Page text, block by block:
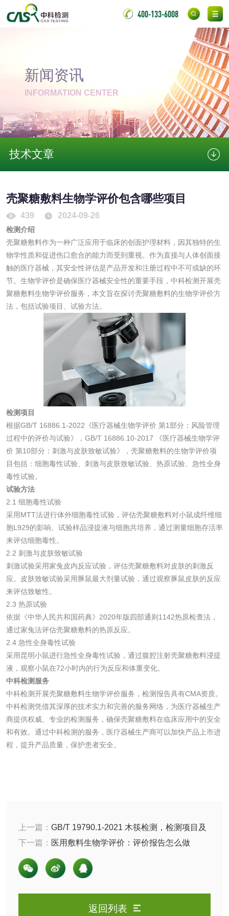
400-133-6008
新闻资讯
INFORMATION CENTER
技术文章
壳聚糖敷料生物学评价包含哪些项目
439 2024-09-26
检测介绍
壳聚糖敷料作为一种广泛应用于临床的创面护理材料，因其独特的生
物学性质和促进伤口愈合的能力而受到重视。作为直接与人体创面接
触的医疗器械，其安全性评估是产品开发和注册过程中不可或缺的环
节。生物学评价是确保医疗器械安全性的重要手段，中科检测开展壳
聚糖敷料生物学评价服务，本文旨在探讨壳聚糖敷料的生物学评价方
法，包括试验项目、试验方法。
检测项目
根据GB/T 16886.1-2022《医疗器械生物学评价 第1部分：风险管理
过程中的评价与试验》，GB/T 16886.10-2017 《医疗器械生物学评
价 第10部分：刺激与皮肤致敏试验》，壳聚糖敷料的生物学评价项
目包括：细胞毒性试验、刺激与皮肤致敏试验、热原试验、急性全身
毒性试验。
试验方法
2.1 细胞毒性试验
采用MTT法进行体外细胞毒性试验，评估壳聚糖敷料对小鼠成纤维细
胞L929的影响。试验样品浸提液与细胞共培养，通过测量细胞存活率
来评估细胞毒性。
2.2 刺激与皮肤致敏试验
刺激试验采用家兔皮内反应试验，评估壳聚糖敷料对皮肤的刺激反
应。皮肤致敏试验采用豚鼠最大剂量试验，通过观察豚鼠皮肤的反应
来评估致敏性。
2.3 热原试验
依据《中华人民共和国药典》2020年版四部通则1142热原检查法，
通过家兔法评估壳聚糖敷料的热原反应。
2.4 急性全身毒性试验
采用昆明小鼠进行急性全身毒性试验，通过腹腔注射壳聚糖敷料浸提
液，观察小鼠在72小时内的行为反应和体重变化。
中科检测服务
中科检测开展壳聚糖敷料生物学评价服务，检测报告具有CMA资质。
中科检测凭借其深厚的技术实力和完善的服务网络，为医疗器械生产
商提供权威、专业的检测服务，确保壳聚糖敷料在临床应用中的安全
和有效。通过中科检测的服务，医疗器械生产商可以加快产品上市进
程，提升产品质量，保护患者安全。
上一篇： GB/T 19790.1-2021 木筷检测，检测项目及
参考标准
下一篇： 医用敷料生物学评价：评价报告怎么做
返回列表
测
测
氟硅密封胶检测
金属材料质量检测 金属硬度测试
保险柜检测 气弹簧检测
伸缩警棍检测
脱硫石膏检测 镀膜抗菌玻璃检测
光触媒检测
消毒产品
成分分析配方研发
防霉检测 霉菌污染分析
消毒产品备案 防螨除螨检测
微生物检测
化妆品毒理试验 化妆品毒理测试
验
日化产品
洗衣液检测 洗涤剂检测
花露水检测 蚊香液检测
清洗剂检测 日化产品毒理检测
洗手液检测
水处理药剂检测 聚丙烯酰胺检测
工业乳状氢氧化钙